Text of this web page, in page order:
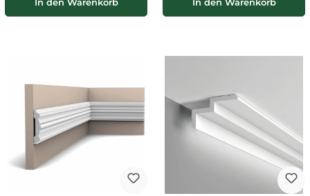
In den Warenkorb In den Warenkorb